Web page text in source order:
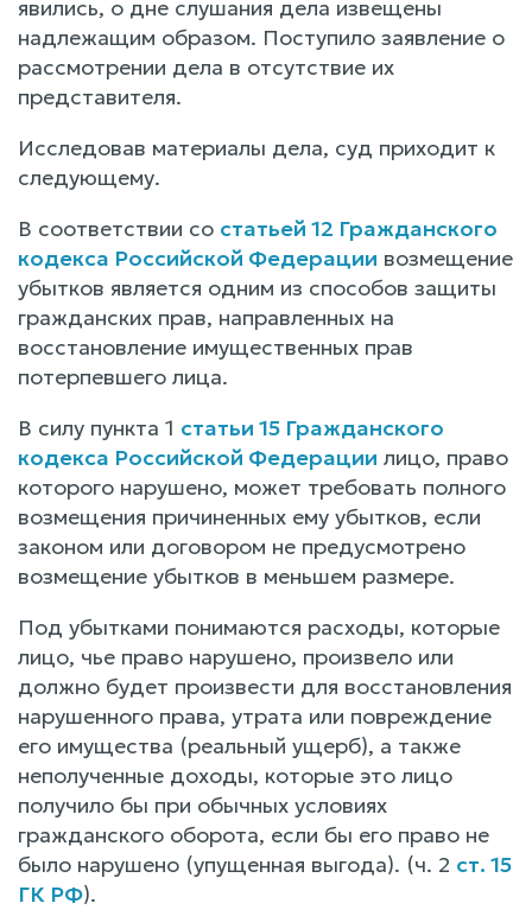
явились, о дне слушания дела извещены
надлежащим образом. Поступило заявление о
рассмотрении дела в отсутствие их
представителя.
Исследовав материалы дела, суд приходит к
следующему.
В соответствии со статьей 12 Гражданского
кодекса Российской Федерации возмещение
убытков является одним из способов защиты
гражданских прав, направленных на
восстановление имущественных прав
потерпевшего лица.
В силу пункта 1 статьи 15 Гражданского
кодекса Российской Федерации лицо, право
которого нарушено, может требовать полного
возмещения причиненных ему убытков, если
законом или договором не предусмотрено
возмещение убытков в меньшем размере.
Под убытками понимаются расходы, которые
лицо, чье право нарушено, произвело или
должно будет произвести для восстановления
нарушенного права, утрата или повреждение
его имущества (реальный ущерб), а также
неполученные доходы, которые это лицо
получило бы при обычных условиях
гражданского оборота, если бы его право не
было нарушено (упущенная выгода). (ч. 2 ст. 15
ГК РФ).